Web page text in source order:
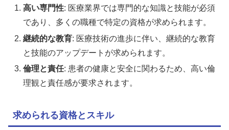
高い専門性: 医療業界では専門的な知識と技能が必須
であり、多くの職種で特定の資格が求められます。
継続的な教育: 医療技術の進歩に伴い、継続的な教育
と技能のアップデートが求められます。
倫理と責任: 患者の健康と安全に関わるため、高い倫
理観と責任感が要求されます。
求められる資格とスキル